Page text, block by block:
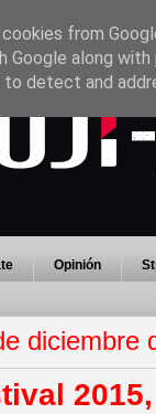
Opinión
diciembre
from
Google along
detect and